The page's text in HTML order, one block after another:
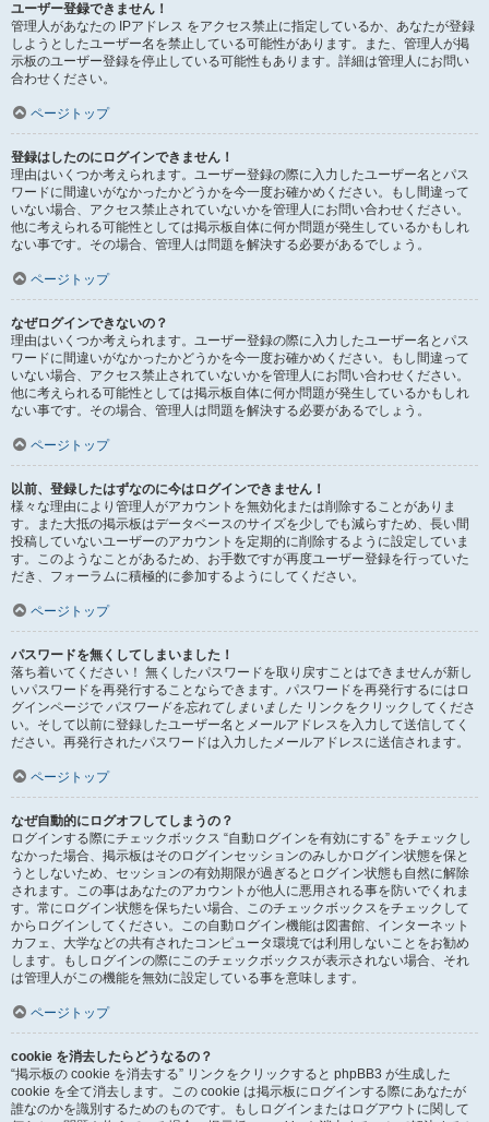
ユーザー登録できません！
管理人があなたの IPアドレス をアクセス禁止に指定しているか、あなたが登録
しようとしたユーザー名を禁止している可能性があります。また、管理人が掲
示板のユーザー登録を停止している可能性もあります。詳細は管理人にお問い
合わせください。
ページトップ
登録はしたのにログインできません！
理由はいくつか考えられます。ユーザー登録の際に入力したユーザー名とパス
ワードに間違いがなかったかどうかを今一度お確かめください。もし間違って
いない場合、アクセス禁止されていないかを管理人にお問い合わせください。
他に考えられる可能性としては掲示板自体に何か問題が発生しているかもしれ
ない事です。その場合、管理人は問題を解決する必要があるでしょう。
ページトップ
なぜログインできないの？
理由はいくつか考えられます。ユーザー登録の際に入力したユーザー名とパス
ワードに間違いがなかったかどうかを今一度お確かめください。もし間違って
いない場合、アクセス禁止されていないかを管理人にお問い合わせください。
他に考えられる可能性としては掲示板自体に何か問題が発生しているかもしれ
ない事です。その場合、管理人は問題を解決する必要があるでしょう。
ページトップ
以前、登録したはずなのに今はログインできません！
様々な理由により管理人がアカウントを無効化または削除することがありま
す。また大抵の掲示板はデータベースのサイズを少しでも減らすため、長い間
投稿していないユーザーのアカウントを定期的に削除するように設定していま
す。このようなことがあるため、お手数ですが再度ユーザー登録を行っていた
だき、フォーラムに積極的に参加するようにしてください。
ページトップ
パスワードを無くしてしまいました！
落ち着いてください！ 無くしたパスワードを取り戻すことはできませんが新し
いパスワードを再発行することならできます。パスワードを再発行するにはロ
グインページで パスワードを忘れてしまいました リンクをクリックしてくださ
い。そして以前に登録したユーザー名とメールアドレスを入力して送信してく
ださい。再発行されたパスワードは入力したメールアドレスに送信されます。
ページトップ
なぜ自動的にログオフしてしまうの？
ログインする際にチェックボックス “自動ログインを有効にする” をチェックし
なかった場合、掲示板はそのログインセッションのみしかログイン状態を保と
うとしないため、セッションの有効期限が過ぎるとログイン状態も自然に解除
されます。この事はあなたのアカウントが他人に悪用される事を防いでくれま
す。常にログイン状態を保ちたい場合、このチェックボックスをチェックして
からログインしてください。この自動ログイン機能は図書館、インターネット
カフェ、大学などの共有されたコンピュータ環境では利用しないことをお勧め
します。もしログインの際にこのチェックボックスが表示されない場合、それ
は管理人がこの機能を無効に設定している事を意味します。
ページトップ
cookie を消去したらどうなるの？
“掲示板の cookie を消去する” リンクをクリックすると phpBB3 が生成した
cookie を全て消去します。この cookie は掲示板にログインする際にあなたが
誰なのかを識別するためのものです。もしログインまたはログアウトに関して